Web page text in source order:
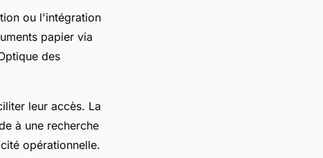
ou l'intégration
papier via
des
leur accès. La
à une recherche
opérationnelle.